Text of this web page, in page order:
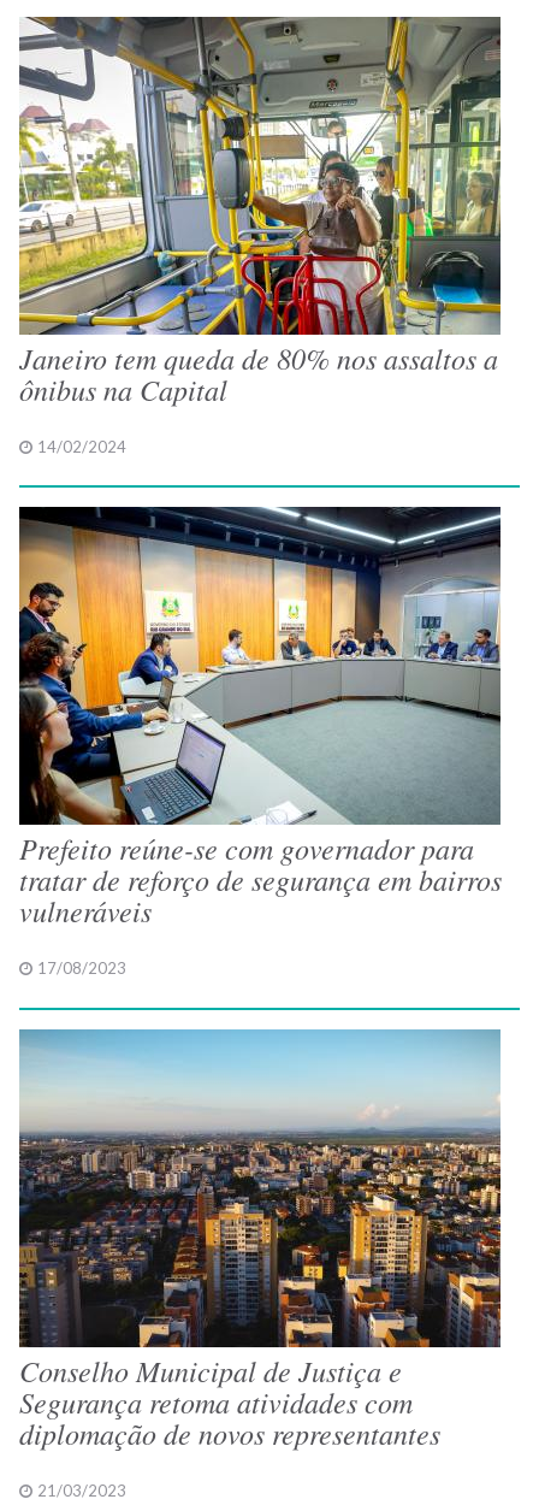
Janeiro tem queda de 80% nos assaltos a
ônibus na Capital
14/02/2024
Prefeito reúne-se com governador para
tratar de reforço de segurança em bairros
vulneráveis
17/08/2023
Conselho Municipal de Justiça e
Segurança retoma atividades com
diplomação de novos representantes
21/03/2023